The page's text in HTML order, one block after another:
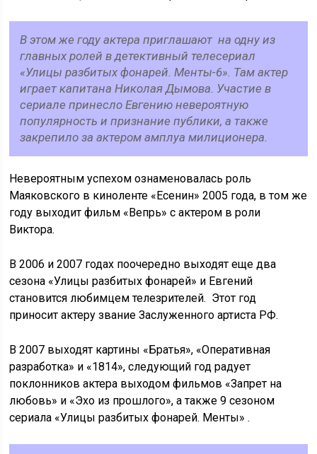
В этом же году актера приглашают на одну из
главных ролей в детективный телесериал
«Улицы разбитых фонарей. Менты-6». Там актер
играет капитана Николая Дымова. Участие в
сериале принесло Евгению невероятную
популярность и признание публики, а также
закрепило за актером амплуа милиционера.
Невероятным успехом ознаменовалась роль
Маяковского в киноленте «Есенин» 2005 года, в том же
году выходит фильм «Вепрь» с актером в роли
Виктора.
В 2006 и 2007 годах поочередно выходят еще два
сезона «Улицы разбитых фонарей» и Евгений
становится любимцем телезрителей. Этот год
приносит актеру звание Заслуженного артиста РФ.
В 2007 выходят картины «Братья», «Оперативная
разработка» и «1814», следующий год радует
поклонников актера выходом фильмов «Запрет на
любовь» и «Эхо из прошлого», а также 9 сезоном
сериала «Улицы разбитых фонарей. Менты» .